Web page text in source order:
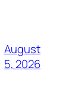
August
5, 2026